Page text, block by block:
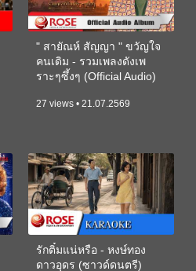
" สายัณห์ สัญญา " ขวัญใจ
คนเดิม - รวมเพลงดังเพ
ราะๆซึ้งๆ (Official Audio)
27 views • 21.07.2569
รักติ๋มแน่หรือ - หงษ์ทอง
ดาวอุดร (ซาวด์ดนตรี)